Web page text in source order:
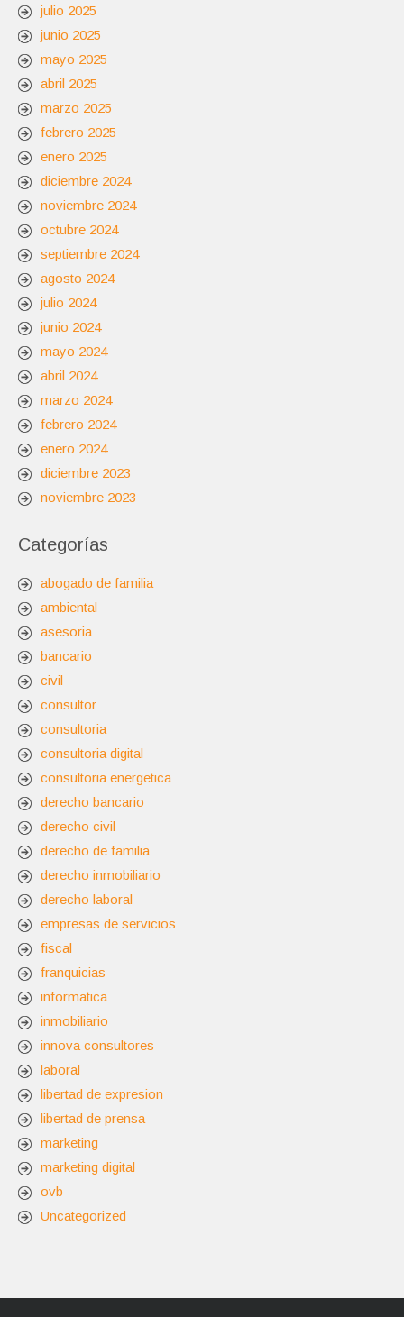
julio 2025
junio 2025
mayo 2025
abril 2025
marzo 2025
febrero 2025
enero 2025
diciembre 2024
noviembre 2024
octubre 2024
septiembre 2024
agosto 2024
julio 2024
junio 2024
mayo 2024
abril 2024
marzo 2024
febrero 2024
enero 2024
diciembre 2023
noviembre 2023
Categorías
abogado de familia
ambiental
asesoria
bancario
civil
consultor
consultoria
consultoria digital
consultoria energetica
derecho bancario
derecho civil
derecho de familia
derecho inmobiliario
derecho laboral
empresas de servicios
fiscal
franquicias
informatica
inmobiliario
innova consultores
laboral
libertad de expresion
libertad de prensa
marketing
marketing digital
ovb
Uncategorized